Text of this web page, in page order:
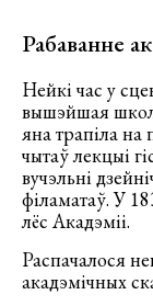
Рабаванне
Нейкі час у
вышэйшая
яна трапіла
чытаў лекцыі
вучэльні
філаматаў. У
лёс Акадэміі.
Распачалося
акадэмічных